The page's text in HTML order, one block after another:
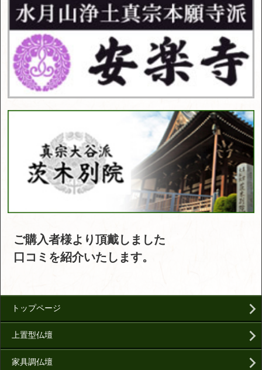
ご購入者様より頂戴しました
口コミを紹介いたします。
トップページ
上置型仏壇
家具調仏壇